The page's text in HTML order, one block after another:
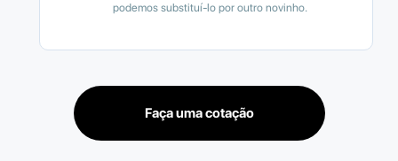
podemos substituí-lo por outro novinho.
Faça uma cotação